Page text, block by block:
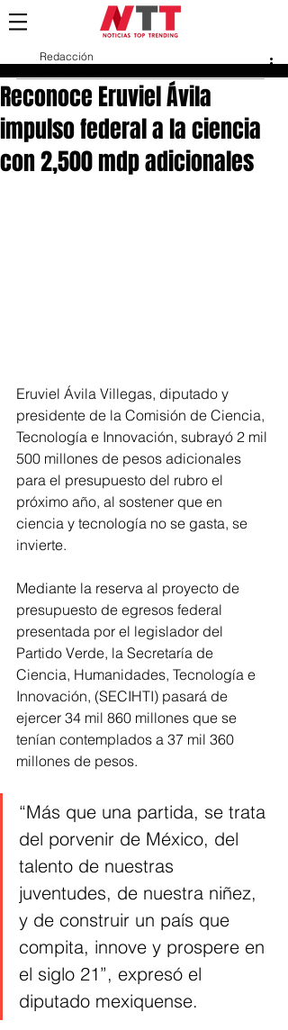
Reconoce Eruviel Ávila
impulso federal a la ciencia
con 2,500 mdp adicionales
Redacción
Eruviel Ávila Villegas, diputado y
presidente de la Comisión de Ciencia,
Tecnología e Innovación, subrayó 2 mil
500 millones de pesos adicionales
para el presupuesto del rubro el
próximo año, al sostener que en
ciencia y tecnología no se gasta, se
invierte.
Mediante la reserva al proyecto de
presupuesto de egresos federal
presentada por el legislador del
Partido Verde, la Secretaría de
Ciencia, Humanidades, Tecnología e
Innovación, (SECIHTI) pasará de
ejercer 34 mil 860 millones que se
tenían contemplados a 37 mil 360
millones de pesos.
“Más que una partida, se trata
del porvenir de México, del
talento de nuestras
juventudes, de nuestra niñez,
y de construir un país que
compita, innove y prospere en
el siglo 21”, expresó el
diputado mexiquense.